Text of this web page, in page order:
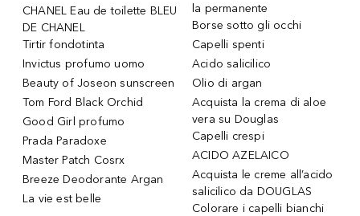
CHANEL Eau de toilette BLEU
DE CHANEL
Tirtir fondotinta
Invictus profumo uomo
Beauty of Joseon sunscreen
Tom Ford Black Orchid
Good Girl profumo
Prada Paradoxe
Master Patch Cosrx
Breeze Deodorante Argan
La vie est belle
la permanente
Borse sotto gli occhi
Capelli spenti
Acido salicilico
Olio di argan
Acquista la crema di aloe
vera su Douglas
Capelli crespi
ACIDO AZELAICO
Acquista le creme all’acido
salicilico da DOUGLAS
Colorare i capelli bianchi